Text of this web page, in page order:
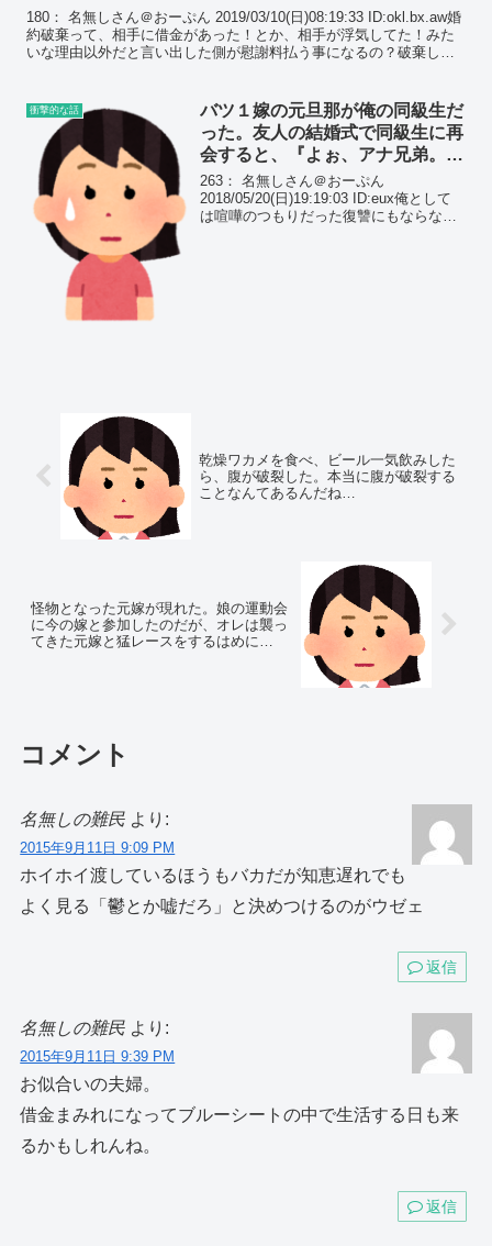
なるわけでもないのに…
180： 名無しさん＠おーぷん 2019/03/10(日)08:19:33 ID:okl.bx.aw婚
約破棄って、相手に借金があった！とか、相手が浮気してた！みた
いな理由以外だと言い出した側が慰謝料払う事になるの？破棄した
衝撃的な話
バツ１嫁の元旦那が俺の同級生だ
った。友人の結婚式で同級生に再
会すると、『よぉ、アナ兄弟。今
度久々に使わせてよｗｗｗ』と随
分と煽られ…
263： 名無しさん＠おーぷん
2018/05/20(日)19:19:03 ID:eux俺として
は喧嘩のつもりだった復讐にもならない
乾燥ワカメを食べ、ビール一気飲みした
ら、腹が破裂した。本当に腹が破裂する
ことなんてあるんだね…
怪物となった元嫁が現れた。娘の運動会
に今の嫁と参加したのだが、オレは襲っ
てきた元嫁と猛レースをするはめに…
コメント
名無しの難民 より:
2015年9月11日 9:09 PM
ホイホイ渡しているほうもバカだが知恵遅れでも
よく見る「鬱とか嘘だろ」と決めつけるのがウゼェ
返信
名無しの難民 より:
2015年9月11日 9:39 PM
お似合いの夫婦。
借金まみれになってブルーシートの中で生活する日も来
るかもしれんね。
返信